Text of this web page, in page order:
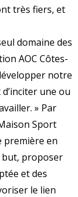
très fiers, et
domaine des
AOC Côtes-
notre
une ou
» Par
Sport
première en
but, proposer
et des
le lien